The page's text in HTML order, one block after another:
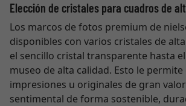
Elección de cristales para cuadros de
Los marcos de fotos premium de
disponibles con varios cristales de
el sencillo cristal transparente hasta
museo de alta calidad. Esto le
impresiones u originales de gran
sentimental de forma sostenible,